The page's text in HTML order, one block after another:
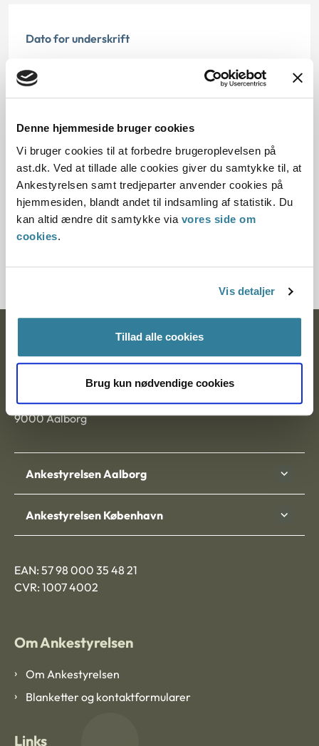
Denne hjemmeside bruger cookies
Vi bruger cookies til at forbedre brugeroplevelsen på
ast.dk. Ved at tillade alle cookies giver du samtykke til, at
Ankestyrelsen samt tredjeparter anvender cookies på
hjemmesiden, blandt andet til indsamling af statistik. Du
kan altid ændre dit samtykke via vores side om
cookies.
Vis detaljer
Tillad alle cookies
Brug kun nødvendige cookies
Dato for underskrift
15.02.1994
Offentliggørelsesdato
12.07.2013
Paragraf
§ 45 § 43 § 9 § 44 § 58
Journalnummer
Postadresse:
Nytorv 7, 2. sal
9000 Aalborg
Ankestyrelsen Aalborg
Ankestyrelsen København
EAN: 57 98 000 35 48 21
CVR: 1007 4002
Om Ankestyrelsen
Om Ankestyrelsen
Blanketter og kontaktformularer
Links